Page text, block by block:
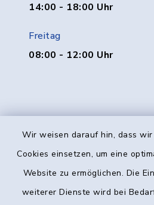
Wir weisen darauf hin, dass
Cookies einsetzen, um eine
Website zu ermöglichen. Die
weiterer Dienste wird bei
14:00 - 18:00 Uhr
Freitag
08:00 - 12:00 Uhr
Kontakt